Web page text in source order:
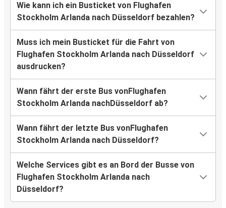
Wie kann ich ein Busticket von Flughafen
Stockholm Arlanda nach Düsseldorf bezahlen?
Muss ich mein Busticket für die Fahrt von
Flughafen Stockholm Arlanda nach Düsseldorf
ausdrucken?
Wann fährt der erste Bus vonFlughafen
Stockholm Arlanda nachDüsseldorf ab?
Wann fährt der letzte Bus vonFlughafen
Stockholm Arlanda nach Düsseldorf?
Welche Services gibt es an Bord der Busse von
Flughafen Stockholm Arlanda nach
Düsseldorf?